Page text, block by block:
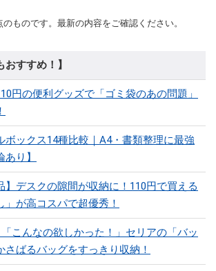
ものです。最新の内容をご確認ください。
おすすめ！】
円の便利グッズで「ゴミ袋のあの問題」
ボックス14種比較｜A4・書類整理に最強
り】
】デスクの隙間が収納に！110円で買える
」が高コスパで超優秀！
「こんなの欲しかった！」セリアの「バッ
さばるバッグをすっきり収納！